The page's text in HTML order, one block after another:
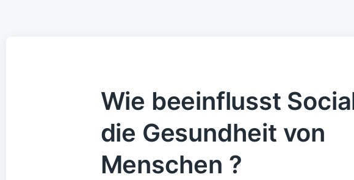
Wie beeinflusst
die Gesundheit von
Menschen ?